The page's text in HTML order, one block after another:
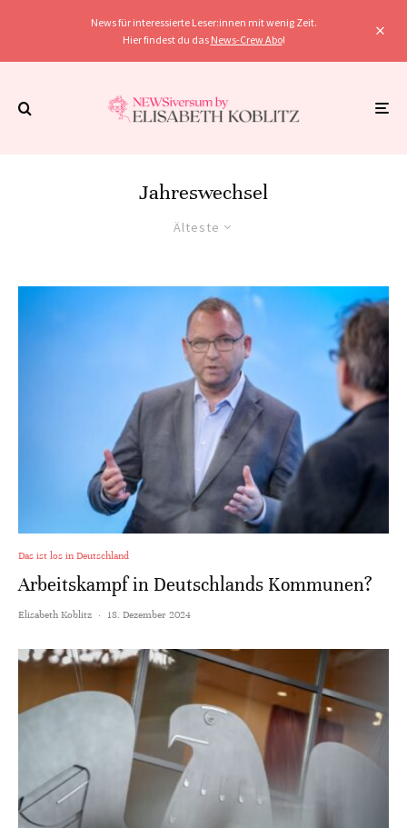
News für interessierte Leser:innen mit wenig Zeit.
Hier findest du das News-Crew Abo!
Jahreswechsel
Älteste
Das ist los in Deutschland
Arbeitskampf in Deutschlands Kommunen?
Elisabeth Koblitz · 18. Dezember 2024